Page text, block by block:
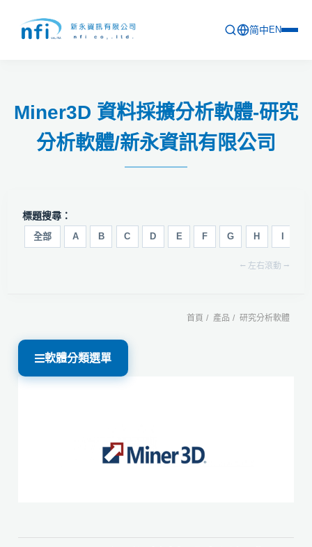
Miner3D 資料採擴分析軟體-研究
分析軟體/新永資訊有限公司
最新活動
產品列表
軟體更新資訊
問卷
简中EN
標題搜尋：
全部 A B C D E F G H
⭠ 左右滾動 ⭢
首頁 產品 研究分析軟體
軟體分類選單